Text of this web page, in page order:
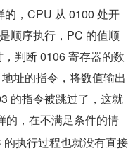
，CPU 从 0100 处开
顺序执行，PC 的值顺
判断 0106 寄存器的数
址的指令，将数值输出
的指令被跳过了，这就
的，在不满足条件的情
执行过程也就没有直接